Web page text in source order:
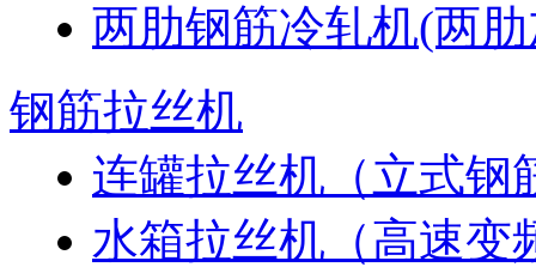
两肋钢筋冷轧机(两
钢筋拉丝机
连罐拉丝机（立式钢
水箱拉丝机（高速变